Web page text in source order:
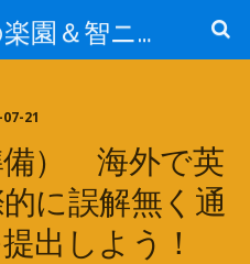
新風 アジアの楽園＆智ニア来富
21
備） 海外で英
に誤解無く通
出しよう！